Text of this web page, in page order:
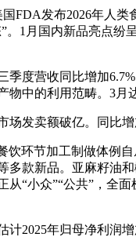
发布2026年人类
。1月国内新品亮点
营收同比增加6.7%
中的利用范畴。3月
卖额破亿。同比增
环节加工制做体例
款新品。亚麻籽油
“小众”“公共”，
年归母净利润增